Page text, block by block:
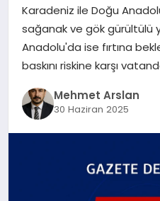
SAĞLIK
Karadeniz ile Doğu
sağanak ve gök gürültülü
Anadolu'da ise fırtına
baskını riskine karşı
Mehmet Arslan
30 Haziran 2025